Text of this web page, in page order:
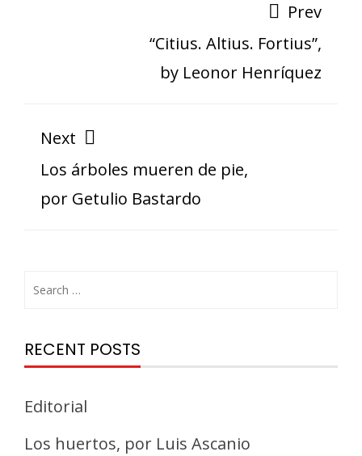
Prev
“Citius. Altius. Fortius”,
by Leonor Henríquez
Next
Los árboles mueren de pie,
por Getulio Bastardo
RECENT POSTS
Editorial
Los huertos, por Luis Ascanio